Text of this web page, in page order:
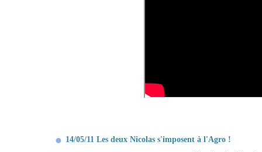
14/05/11 Les deux Nicolas s'imposent à l'Agro !